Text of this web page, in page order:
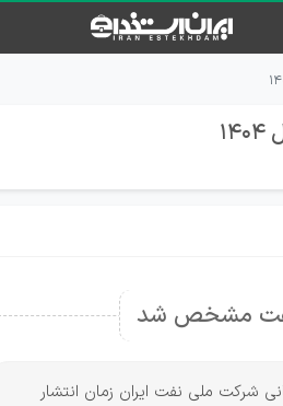
نفت مشخص شد
شرکت ملی نفت ایران زمان انتشار